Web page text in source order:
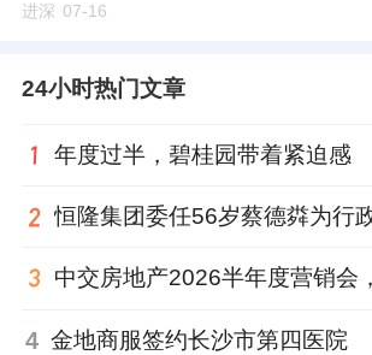
进深 07-16
24小时热门文章
年度过半，碧桂园带着紧迫感
4 金地商服签约长沙市第四医院